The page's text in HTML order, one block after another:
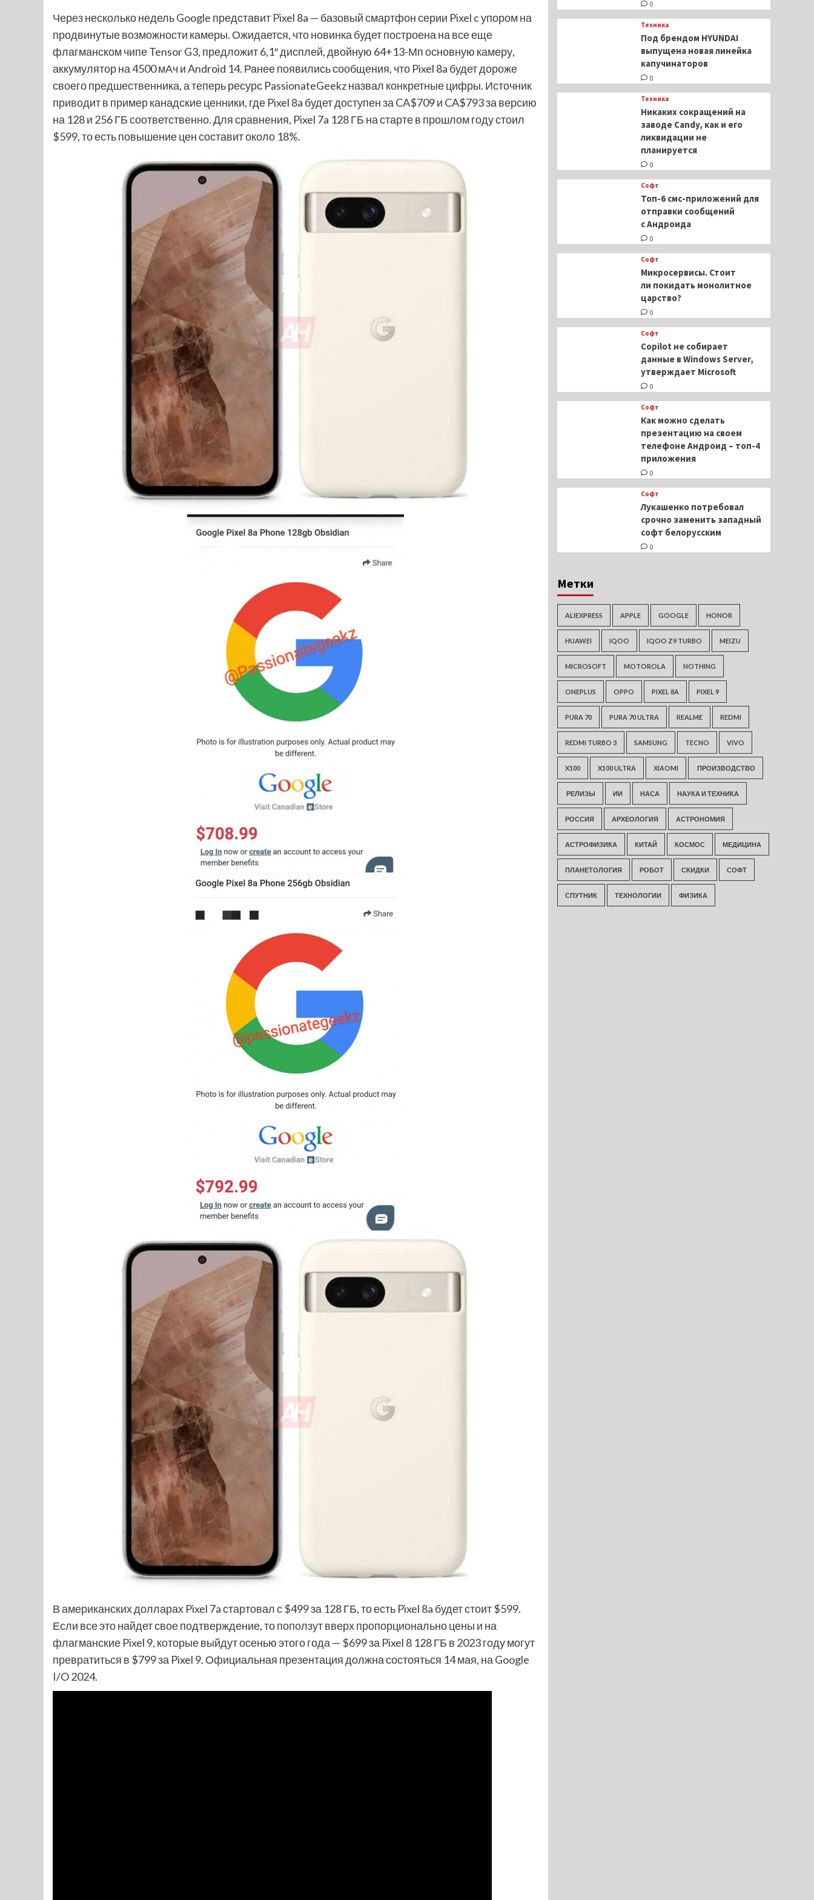
Через несколько недель Google представит Pixel 8a — базовый смартфон серии Pixel c упором на
продвинутые возможности камеры. Ожидается, что новинка будет построена на все еще
флагманском чипе Tensor G3, предложит 6,1″ дисплей, двойную 64+13-Мп основную камеру,
аккумулятор на 4500 мАч и Android 14. Ранее появились сообщения, что Pixel 8a будет дороже
своего предшественника, а теперь ресурс PassionateGeekz назвал конкретные цифры. Источник
приводит в пример канадские ценники, где Pixel 8a будет доступен за CA$709 и CA$793 за версию
на 128 и 256 ГБ соответственно. Для сравнения, Pixel 7a 128 ГБ на старте в прошлом году стоил
$599, то есть повышение цен составит около 18%.
В американских долларах Pixel 7a стартовал с $499 за 128 ГБ, то есть Pixel 8a будет стоит $599.
Если все это найдет свое подтверждение, то поползут вверх пропорционально цены и на
флагманские Pixel 9, которые выйдут осенью этого года — $699 за Pixel 8 128 ГБ в 2023 году могут
превратиться в $799 за Pixel 9. Официальная презентация должна состояться 14 мая, на Google
I/O 2024.
0
Техника
Под брендом HYUNDAI
выпущена новая линейка
капучинаторов
0
Техника
Никаких сокращений на
заводе Candy, как и его
ликвидации не
планируется
0
Софт
Топ-6 смс-приложений для
отправки сообщений
с Андроида
0
Софт
Микросервисы. Стоит
ли покидать монолитное
царство?
0
Софт
Copilot не собирает
данные в Windows Server,
утверждает Microsoft
0
Софт
Как можно сделать
презентацию на своем
телефоне Андроид – топ-4
приложения
0
Софт
Лукашенко потребовал
срочно заменить западный
софт белорусским
0
Метки
ALIEXPRESS APPLE GOOGLE HONOR
HUAWEI IQOO IQOO Z9 TURBO MEIZU
MICROSOFT MOTOROLA NOTHING
ONEPLUS OPPO PIXEL 8A PIXEL 9
PURA 70 PURA 70 ULTRA REALME REDMI
REDMI TURBO 3 SAMSUNG TECNO VIVO
X100 X100 ULTRA XIAOMI ПРОИЗВОДСТВО
РЕЛИЗЫ ИИ НАСА НАУКА И ТЕХНИКА
РОССИЯ АРХЕОЛОГИЯ АСТРОНОМИЯ
АСТРОФИЗИКА КИТАЙ КОСМОС МЕДИЦИНА
ПЛАНЕТОЛОГИЯ РОБОТ СКИДКИ СОФТ
СПУТНИК ТЕХНОЛОГИИ ФИЗИКА